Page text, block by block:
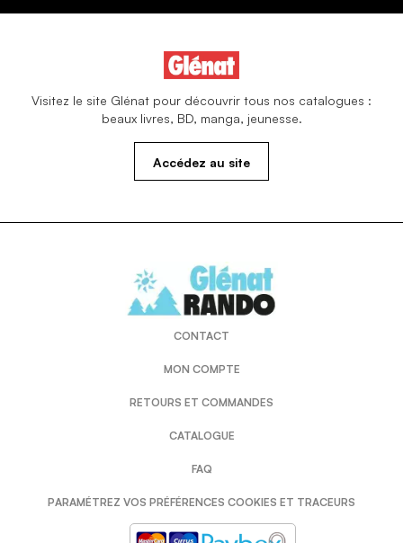
Visitez le site Glénat pour découvrir tous nos catalogues :
beaux livres, BD, manga, jeunesse.
Accédez au site
CONTACT
MON COMPTE
RETOURS ET COMMANDES
CATALOGUE
FAQ
PARAMÉTREZ VOS PRÉFÉRENCES COOKIES ET TRACEURS